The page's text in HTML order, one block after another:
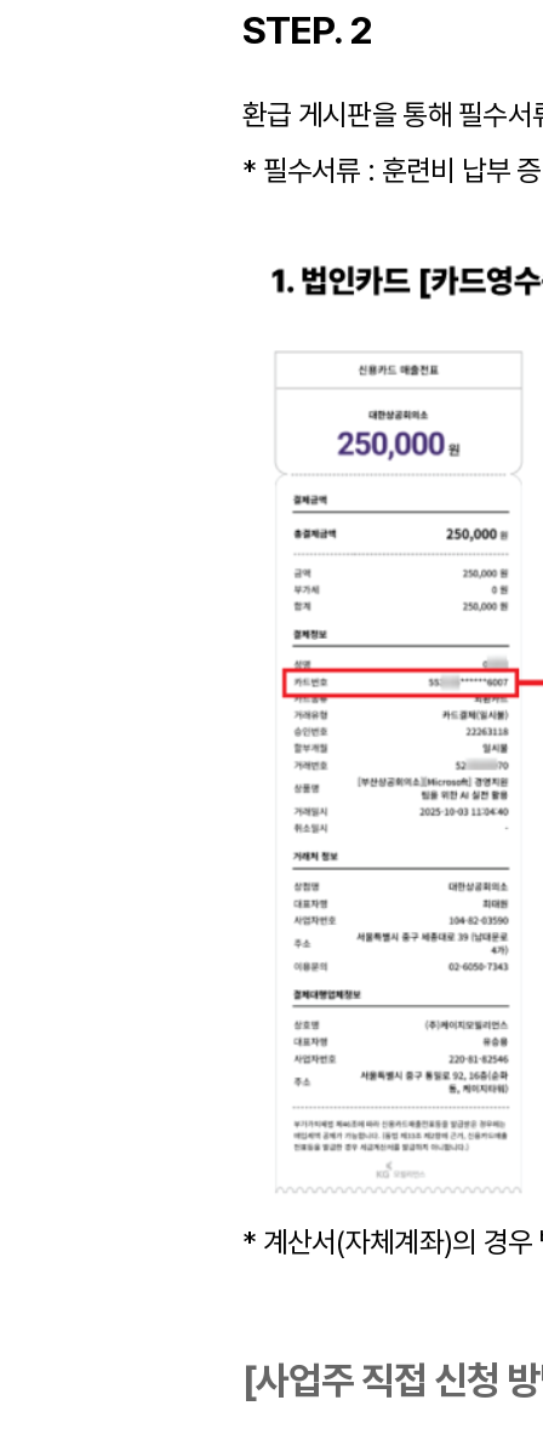
STEP. 2
환급 게시판을 통해 필수
* 필수서류 : 훈련비 납부
* 계산서(자체계좌)의 경우
[사업주 직접 신청